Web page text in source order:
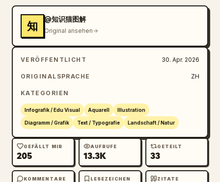
Thema: Erster Sino-Japanischer Krieg
Seitenverhältnis:
知
@知识猫图解
Original ansehen
VERÖFFENTLICHT 30. Apr. 2026
ORIGINALSPRACHE ZH
KATEGORIEN
Infografik / Edu Visual Aquarell Illustration
Diagramm / Grafik Text / Typografie Landschaft / Natur
GEFÄLLT MIR
205
AUFRUFE
13.3K
GETEILT
33
KOMMENTARE LESEZEICHEN ZITATE